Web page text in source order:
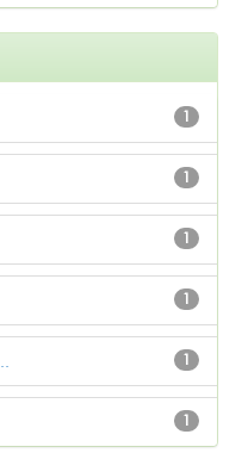
1
1
1
1
1
1